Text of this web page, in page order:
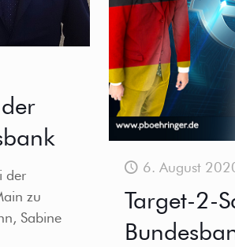
der
zu
Sabine
6. August
Target-2-